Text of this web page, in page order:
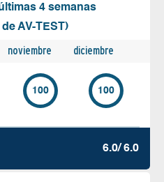
4 semanas
AV-TEST)
noviembre diciembre
100 100
6.0/ 6.0